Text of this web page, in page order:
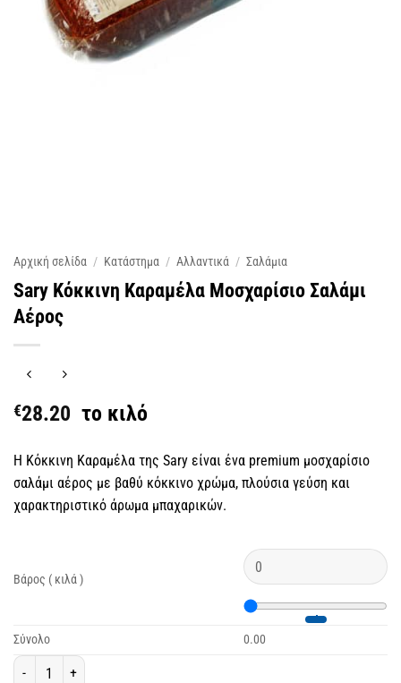
Αρχική σελίδα / Κατάστημα / Αλλαντικά / Σαλάμια
Sary Κόκκινη Καραμέλα Μοσχαρίσιο Σαλάμι
Αέρος
€28.20 το κιλό
Η Κόκκινη Καραμέλα της Sary είναι ένα premium μοσχαρίσιο
σαλάμι αέρος με βαθύ κόκκινο χρώμα, πλούσια γεύση και
χαρακτηριστικό άρωμα μπαχαρικών.
Βάρος ( κιλά )
Σύνολο
0.00
Sary Κόκκινη Καραμέλα Μοσχαρίσιο Σαλάμι Αέρος ποσότητα